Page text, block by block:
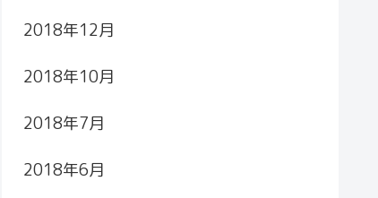
2018年12月
2018年10月
2018年7月
2018年6月